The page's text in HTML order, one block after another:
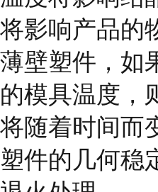
将影响产品的
薄壁塑件，如
的模具温度，
将随着时间而
塑件的几何稳